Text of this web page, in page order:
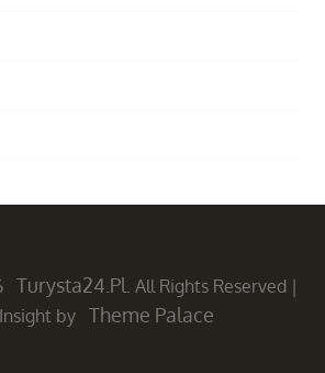
Turysta24.pl. All Rights Reserved |
by Theme Palace